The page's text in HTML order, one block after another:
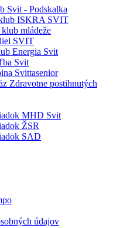
Svit - Podskalka
ISKRA SVIT
mládeže
SVIT
Energia Svit
Svit
Svittasenior
Zdravotne postihnutých
MHD Svit
ŽSR
SAD
údajov